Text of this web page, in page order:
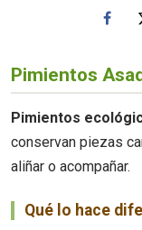
Pimientos
Pimientos
conservan piezas
aliñar o acompañar.
Qué lo hace